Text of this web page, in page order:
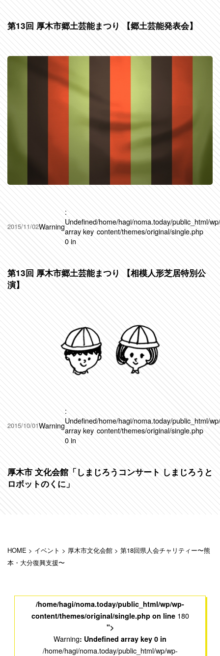
第13回 厚木市郷土芸能まつり 【郷土芸能発表会】
2015/11/02Warning
:
Undefined
array key
0 in
/home/hagi/noma.today/public_html/
content/themes/original/single.php
第13回 厚木市郷土芸能まつり 【相模人形芝居特別公
演】
2015/10/01Warning
:
Undefined
array key
0 in
/home/hagi/noma.today/public_html/
content/themes/original/single.php
厚木市 文化会館「しまじろうコンサート しまじろうと
ロボットのくに」
HOME > イベント > 厚木市文化会館 > 第18回県人会チャリティー〜熊
本・大分復興支援〜
/home/hagi/noma.today/public_html/wp/wp-
content/themes/original/single.php on line 180
">
Warning: Undefined array key 0 in
/home/hagi/noma.today/public_html/wp/wp-